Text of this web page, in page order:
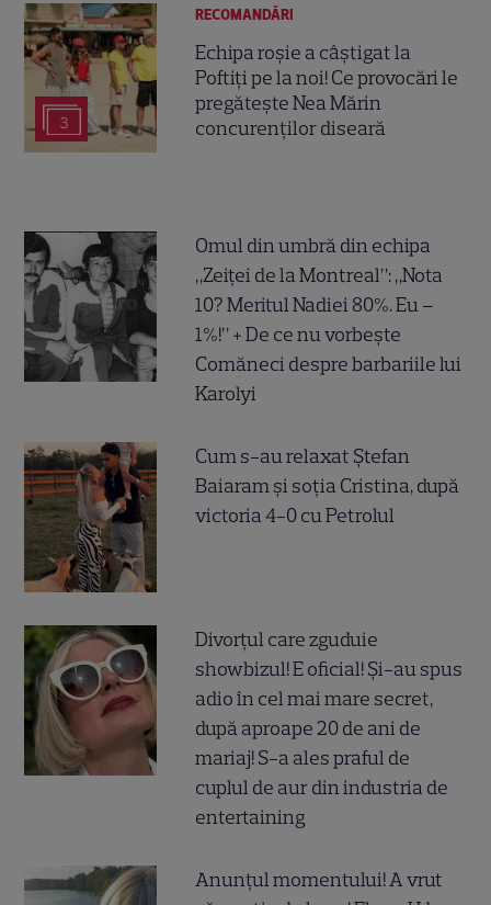
3
RECOMANDĂRI
Echipa roșie a câștigat la
Poftiți pe la noi! Ce provocări le
pregătește Nea Mărin
concurenților diseară
Omul din umbră din echipa
„Zeiței de la Montreal”: „Nota
10? Meritul Nadiei 80%. Eu –
1%!” + De ce nu vorbește
Comăneci despre barbariile lui
Karolyi
Cum s-au relaxat Ștefan
Baiaram și soția Cristina, după
victoria 4-0 cu Petrolul
Divorțul care zguduie
showbizul! E oficial! Și-au spus
adio în cel mai mare secret,
după aproape 20 de ani de
mariaj! S-a ales praful de
cuplul de aur din industria de
entertaining
Anunțul momentului! A vrut